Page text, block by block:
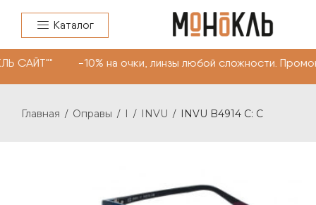
Каталог
-10% на очки, линзы любой сложности.
Главная / Оправы / I / INVU / INVU B4914 C: C